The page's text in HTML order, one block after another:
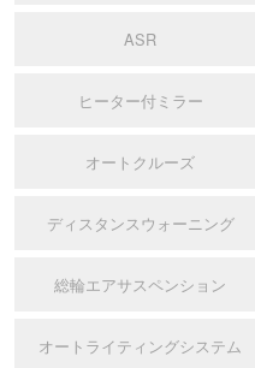
ASR
ヒーター付ミラー
オートクルーズ
ディスタンスウォーニング
総輪エアサスペンション
オートライティングシステム